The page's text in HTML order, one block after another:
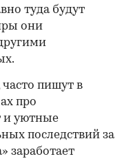
туда будут
они
пишут в
про
и уютные
последствий за
заработает